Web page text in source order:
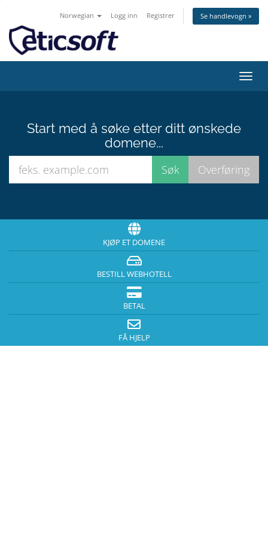
Norwegian Logg inn Registrer Se handlevogn »
Bytt
Start med å søke etter ditt ønskede
domene...
KJØP ET DOMENE
BESTILL WEBHOTELL
BETAL
FÅ HJELP